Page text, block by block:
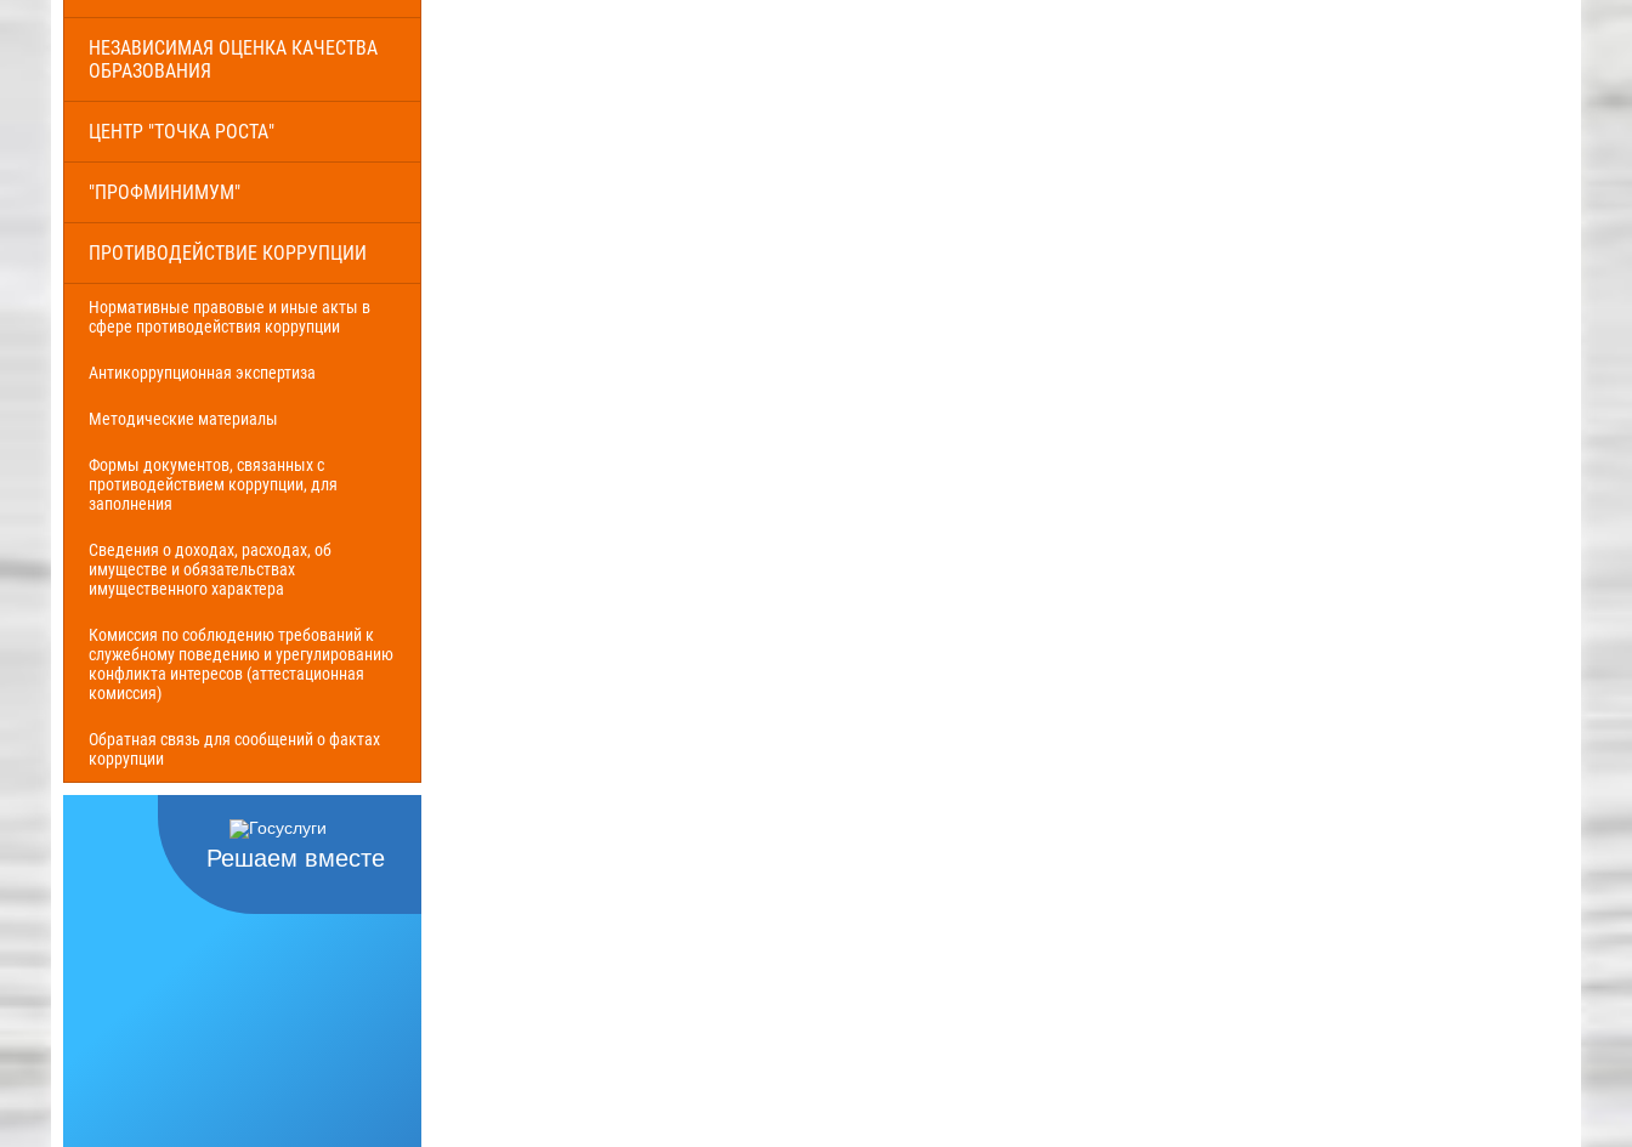
НЕЗАВИСИМАЯ ОЦЕНКА КАЧЕСТВА
ОБРАЗОВАНИЯ
ЦЕНТР "ТОЧКА РОСТА"
"ПРОФМИНИМУМ"
ПРОТИВОДЕЙСТВИЕ КОРРУПЦИИ
Нормативные правовые и иные акты в
сфере противодействия коррупции
Антикоррупционная экспертиза
Методические материалы
Формы документов, связанных с
противодействием коррупции, для
заполнения
Сведения о доходах, расходах, об
имуществе и обязательствах
имущественного характера
Комиссия по соблюдению требований к
служебному поведению и урегулированию
конфликта интересов (аттестационная
комиссия)
Обратная связь для сообщений о фактах
коррупции
Решаем вместе